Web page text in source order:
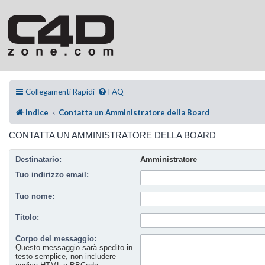
Collegamenti Rapidi FAQ
Indice Contatta un Amministratore della Board
CONTATTA UN AMMINISTRATORE DELLA BOARD
Destinatario:
Amministratore
Tuo indirizzo email:
Tuo nome:
Titolo:
Corpo del messaggio:
Questo messaggio sarà spedito in
testo semplice, non includere